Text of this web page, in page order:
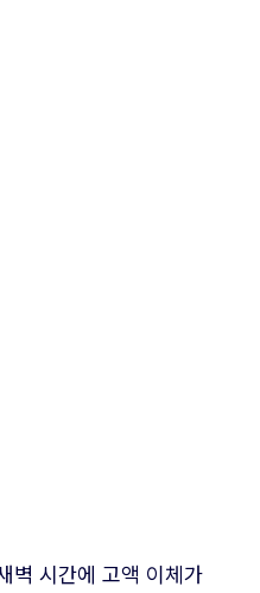
벽 시간에 고액 이체가